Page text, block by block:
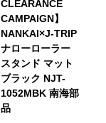
CLEARANCE
CAMPAIGN】
NANKAI×J-TRIP
ナローローラー
スタンド マット
ブラック NJT-
1052MBK 南海部
品